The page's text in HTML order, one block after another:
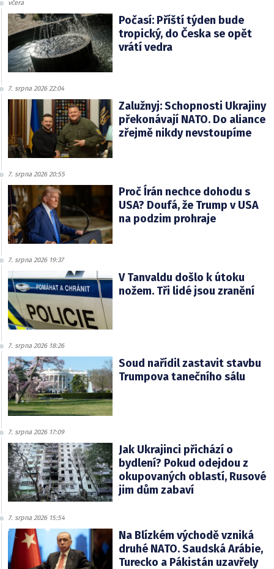
včera
Počasí: Příští týden bude
tropický, do Česka se opět
vrátí vedra
7. srpna 2026 22:04
Zalužnyj: Schopnosti Ukrajiny
překonávají NATO. Do aliance
zřejmě nikdy nevstoupíme
7. srpna 2026 20:55
Proč Írán nechce dohodu s
USA? Doufá, že Trump v USA
na podzim prohraje
7. srpna 2026 19:37
V Tanvaldu došlo k útoku
nožem. Tři lidé jsou zranění
7. srpna 2026 18:26
Soud nařídil zastavit stavbu
Trumpova tanečního sálu
7. srpna 2026 17:09
Jak Ukrajinci přichází o
bydlení? Pokud odejdou z
okupovaných oblastí, Rusové
jim dům zabaví
7. srpna 2026 15:54
Na Blízkém východě vzniká
druhé NATO. Saudská Arábie,
Turecko a Pákistán uzavřely